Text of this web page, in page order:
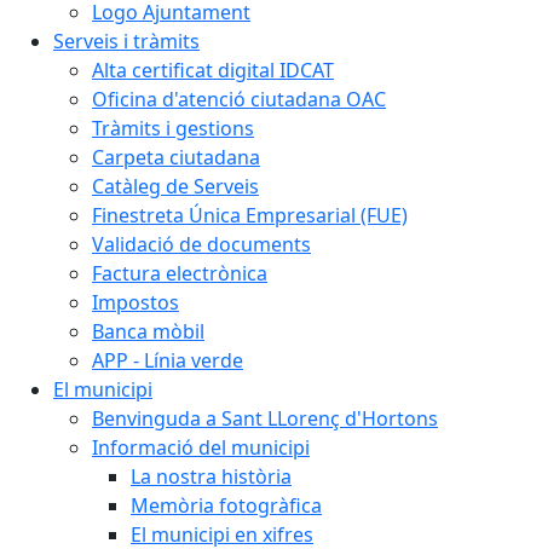
Logo Ajuntament
Serveis i tràmits
Alta certificat digital IDCAT
Oficina d'atenció ciutadana OAC
Tràmits i gestions
Carpeta ciutadana
Catàleg de Serveis
Finestreta Única Empresarial (FUE)
Validació de documents
Factura electrònica
Impostos
Banca mòbil
APP - Línia verde
El municipi
Benvinguda a Sant LLorenç d'Hortons
Informació del municipi
La nostra història
Memòria fotogràfica
El municipi en xifres